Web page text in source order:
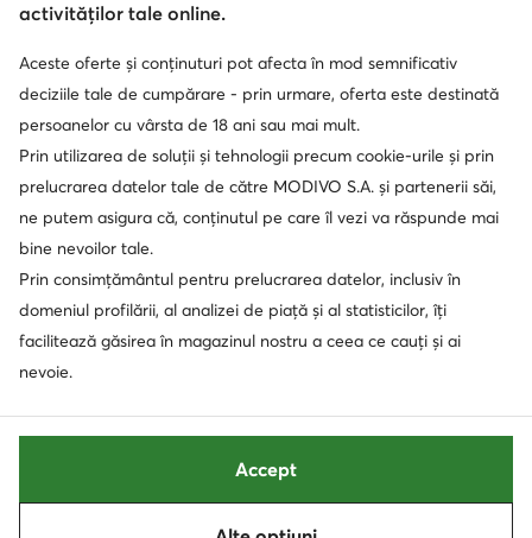
Soluționarea alternativă a litigilor
activităților tale online.
Aceste oferte și conținuturi pot afecta în mod semnificativ
deciziile tale de cumpărare - prin urmare, oferta este destinată
persoanelor cu vârsta de 18 ani sau mai mult.
Prin utilizarea de soluții și tehnologii precum cookie-urile și prin
prelucrarea datelor tale de către MODIVO S.A. și partenerii săi,
ne putem asigura că, conținutul pe care îl vezi va răspunde mai
bine nevoilor tale.
Prin consimțământul pentru prelucrarea datelor, inclusiv în
domeniul profilării, al analizei de piață și al statisticilor, îți
facilitează găsirea în magazinul nostru a ceea ce cauți și ai
nevoie.
Accept